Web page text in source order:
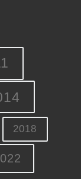
2018